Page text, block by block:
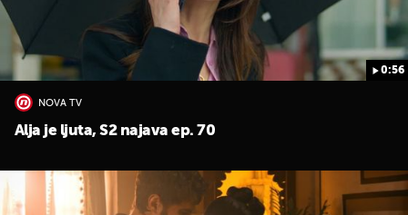
0:56
NOVA TV
Alja je ljuta, S2 najava ep. 70